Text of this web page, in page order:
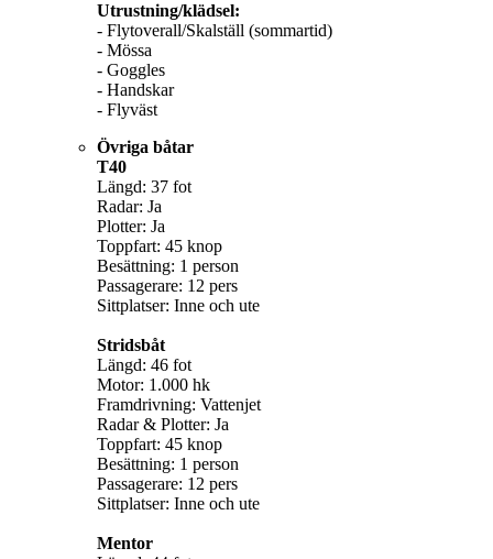
Utrustning/klädsel:
- Flytoverall/Skalställ (sommartid)
- Mössa
- Goggles
- Handskar
- Flyväst
Övriga båtar
T40
Längd: 37 fot
Radar: Ja
Plotter: Ja
Toppfart: 45 knop
Besättning: 1 person
Passagerare: 12 pers
Sittplatser: Inne och ute
Stridsbåt
Längd: 46 fot
Motor: 1.000 hk
Framdrivning: Vattenjet
Radar & Plotter: Ja
Toppfart: 45 knop
Besättning: 1 person
Passagerare: 12 pers
Sittplatser: Inne och ute
Mentor